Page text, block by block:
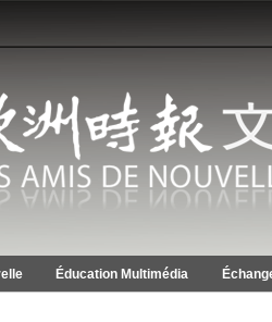
Éducation Multimédia